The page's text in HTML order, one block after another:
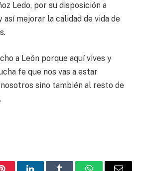
Ledo, por su disposición a
mejorar la calidad de vida de
a León porque aquí vives y
fe que nos vas a estar
sino también al resto de